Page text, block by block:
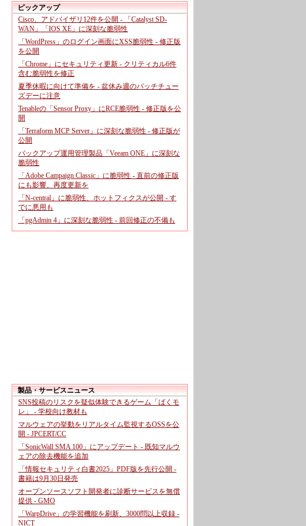
ピックアップ
Cisco、アドバイザリ12件を公開 - 「Catalyst SD-
WAN」「IOS XE」に深刻な脆弱性
「WordPress」のログイン画面にXSS脆弱性 - 修正版
を公開
「Chrome」にセキュリティ更新 - クリティカル6件
含む脆弱性を修正
夏季休暇に向けて準備を - 盆休み週のパッチチュー
ズデーに注意
Tenableの「Sensor Proxy」にRCE脆弱性 - 修正版を公
開
「Terraform MCP Server」に深刻な脆弱性 - 修正版が
公開
バックアップ運用管理製品「Veeam ONE」に深刻な
脆弱性
「Adobe Campaign Classic」に脆弱性 - 直前の修正版
にも影響、再度更新を
「N-central」に脆弱性、ホットフィクスが公開 - す
でに悪用も
「pgAdmin 4」に深刻な脆弱性 - 前回修正の不備も
製品・サービスニュース
SNS投稿のリスクを疑似体験できるゲーム「ばくモ
レ」 - 学校向け教材も
マルウェアの挙動をリアルタイム監視するOSSを公
開 - JPCERT/CC
「SonicWall SMA 100」にアップデート - 既知マルウ
ェアの除去機能を追加
「情報セキュリティ白書2025」PDF版を先行公開 -
書籍は9月30日発売
オープンソースソフト開発者に診断サービスを無償
提供 - GMO
「WarpDrive」の学習機能を刷新、3000問以上収録 -
NICT